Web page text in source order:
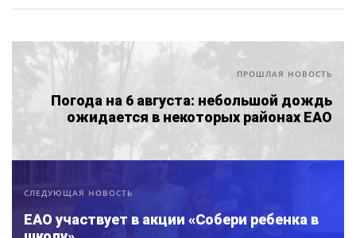
ПРОШЛАЯ НОВОСТЬ
Погода на 6 августа: небольшой дождь
ожидается в некоторых районах ЕАО
СЛЕДУЮЩАЯ НОВОСТЬ
ЕАО участвует в акции «Собери ребенка в